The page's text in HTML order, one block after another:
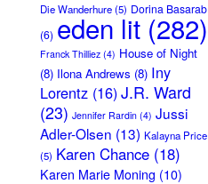
Die Wanderhure(5) Dorina Basarab
(6) eden lit (282)
Franck Thilliez (4) House of Night
(8) Ilona Andrews (8) Iny
Lorentz (16)J.R. Ward
(23) Jennifer Rardin (4) Jussi
Adler-Olsen (13) Kalayna Price
(5) Karen Chance (18)
Karen Marie Moning (10)